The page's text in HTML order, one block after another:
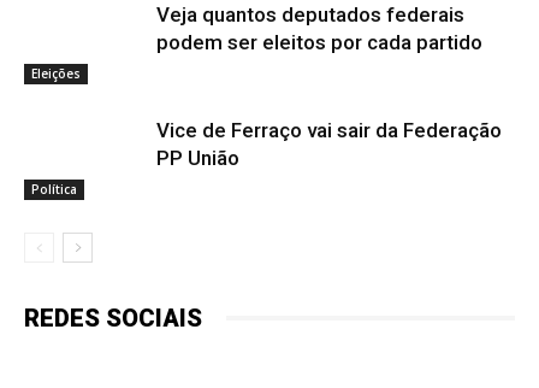
Eleições
Veja quantos deputados federais
podem ser eleitos por cada partido
Política
Vice de Ferraço vai sair da Federação
PP União
REDES SOCIAIS